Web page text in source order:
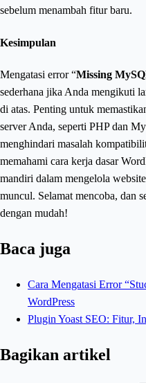
sebelum menambah fitur baru.
Kesimpulan
Mengatasi error “Missing
sederhana jika Anda mengikuti
di atas. Penting untuk
server Anda, seperti PHP dan
menghindari masalah
memahami cara kerja dasar
mandiri dalam mengelola
muncul. Selamat mencoba, dan
dengan mudah!
Baca juga
Cara Mengatasi Error
WordPress
Plugin Yoast SEO: Fitur,
Bagikan artikel